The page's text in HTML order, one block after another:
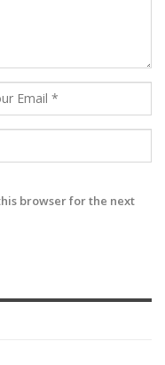
browser for the next